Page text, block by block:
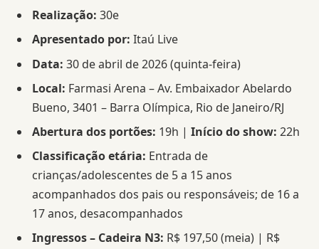
Realização: 30e
Apresentado por: Itaú Live
Data: 30 de abril de 2026 (quinta-feira)
Local: Farmasi Arena – Av. Embaixador Abelardo
Bueno, 3401 – Barra Olímpica, Rio de Janeiro/RJ
Abertura dos portões: 19h | Início do show: 22h
Classificação etária: Entrada de
crianças/adolescentes de 5 a 15 anos
acompanhados dos pais ou responsáveis; de 16 a
17 anos, desacompanhados
Ingressos – Cadeira N3: R$ 197,50 (meia) | R$